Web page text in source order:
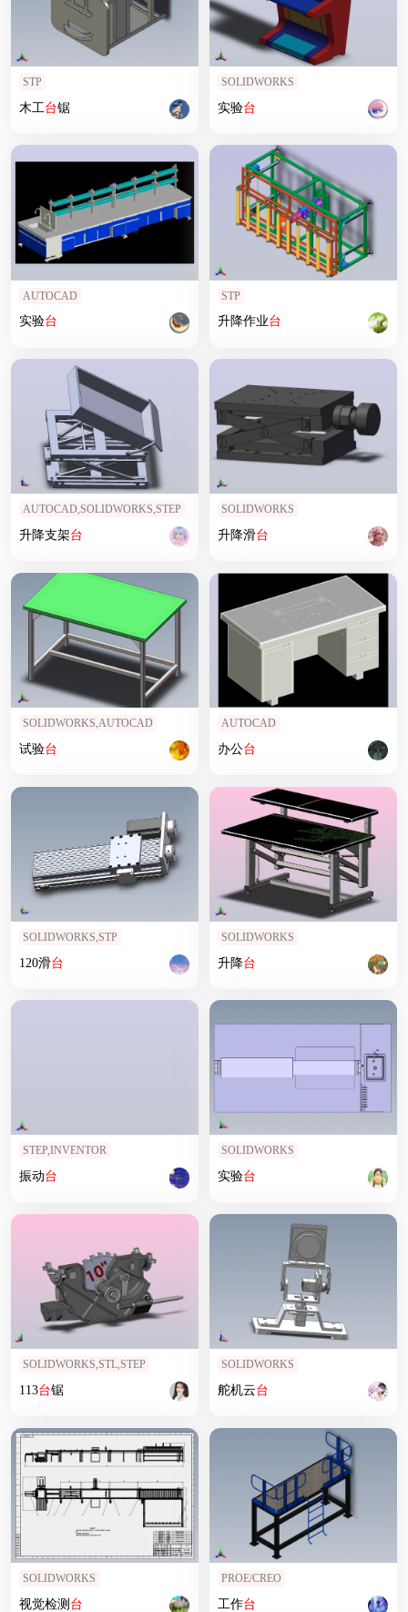
STP
木工台锯
SOLIDWORKS
实验台
AUTOCAD
实验台
STP
升降作业台
AUTOCAD,SOLIDWORKS,STEP
升降支架台
SOLIDWORKS
升降滑台
SOLIDWORKS,AUTOCAD
试验台
AUTOCAD
办公台
SOLIDWORKS,STP
120滑台
SOLIDWORKS
升降台
STEP,INVENTOR
振动台
SOLIDWORKS
实验台
SOLIDWORKS,STL,STEP
113台锯
SOLIDWORKS
舵机云台
SOLIDWORKS
视觉检测 台
PROE/CREO
工作台